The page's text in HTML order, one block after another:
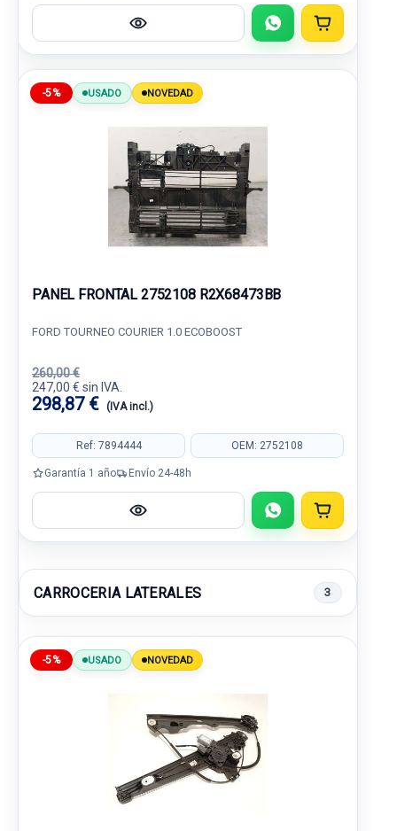
-5% USADO NOVEDAD
PANEL FRONTAL 2752108 R2X68473BB
FORD TOURNEO COURIER 1.0 ECOBOOST
260,00 €
247,00 € sin IVA.
298,87 € (IVA incl.)
Ref: 7894444 OEM: 2752108
Garantía 1 año Envío 24-48h
CARROCERIA LATERALES 3
-5% USADO NOVEDAD